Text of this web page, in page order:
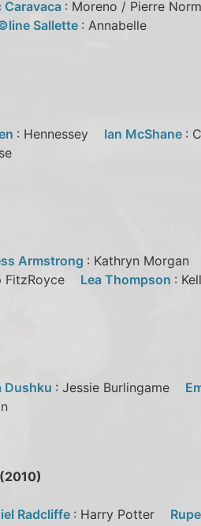
Caravaca : Moreno / Pierre
Sallette : Annabelle
: Hennessey Ian McShane :
Armstrong : Kathryn Morgan
FitzRoyce Lea Thompson :
Dushku : Jessie Burlingame
Radcliffe : Harry Potter